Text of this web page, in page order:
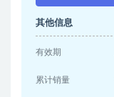
其他信息
有效期
累计销量